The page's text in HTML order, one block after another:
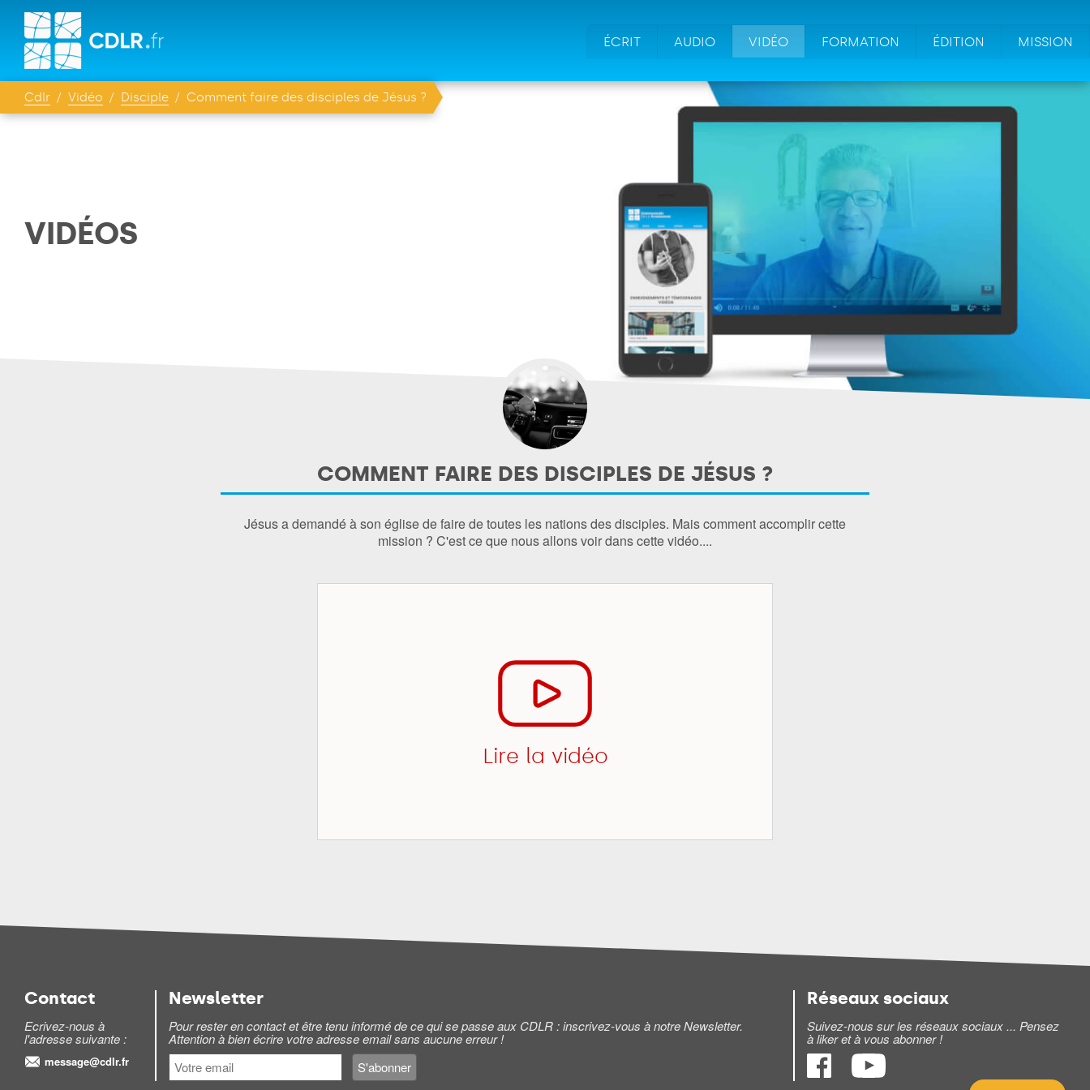
ÉCRIT AUDIO VIDÉO FORMATION ÉDITION MISSION
Cdlr Vidéo Disciple Comment faire des disciples de Jésus ?
VIDÉOS
COMMENT FAIRE DES DISCIPLES DE JÉSUS ?
Jésus a demandé à son église de faire de toutes les nations des disciples. Mais comment accomplir cette
mission ? C'est ce que nous allons voir dans cette vidéo....
Lire la vidéo
Contact
Ecrivez-nous à
l'adresse suivante :
message@cdlr.fr
Newsletter
Pour rester en contact et être tenu informé de ce qui se passe aux CDLR : inscrivez-vous à notre Newsletter.
Attention à bien écrire votre adresse email sans aucune erreur !
Réseaux sociaux
Suivez-nous sur les réseaux sociaux ... Pensez
à liker et à vous abonner !